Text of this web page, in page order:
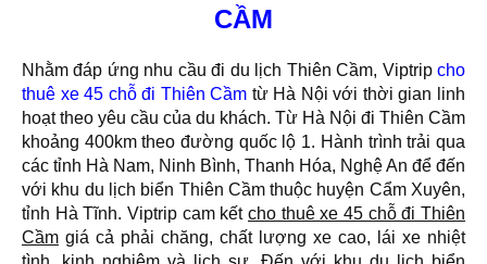
CẦM
Nhằm đáp ứng nhu cầu đi du lịch Thiên Cầm, Viptrip cho
thuê xe 45 chỗ đi Thiên Cầm từ Hà Nội với thời gian linh
hoạt theo yêu cầu của du khách. Từ Hà Nội đi Thiên Cầm
khoảng 400km theo đường quốc lộ 1. Hành trình trải qua
các tỉnh Hà Nam, Ninh Bình, Thanh Hóa, Nghệ An để đến
với khu du lịch biển Thiên Cầm thuộc huyện Cẩm Xuyên,
tỉnh Hà Tĩnh. Viptrip cam kết cho thuê xe 45 chỗ đi Thiên
Cầm giá cả phải chăng, chất lượng xe cao, lái xe nhiệt